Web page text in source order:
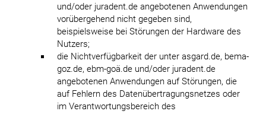
und/oder juradent.de angebotenen Anwendungen
vorübergehend nicht gegeben sind,
beispielsweise bei Störungen der Hardware des
Nutzers;
die Nichtverfügbarkeit der unter asgard.de, bema-
goz.de, ebm-goä.de und/oder juradent.de
angebotenen Anwendungen auf Störungen, die
auf Fehlern des Datenübertragungsnetzes oder
im Verantwortungsbereich des